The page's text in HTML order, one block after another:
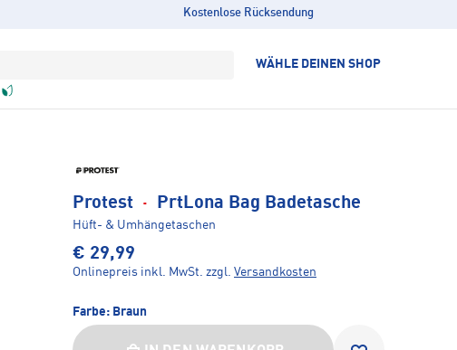
Kostenlose Rücksendung
WÄHLE DEINEN SHOP
Protest · PrtLona Bag Badetasche
Hüft- & Umhängetaschen
€ 29,99
Onlinepreis inkl. MwSt. zzgl. Versandkosten
Farbe: Braun